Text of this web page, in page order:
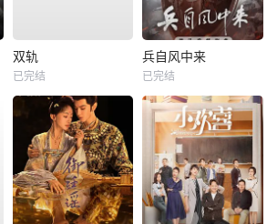
双轨
已完结
兵自风中来
已完结